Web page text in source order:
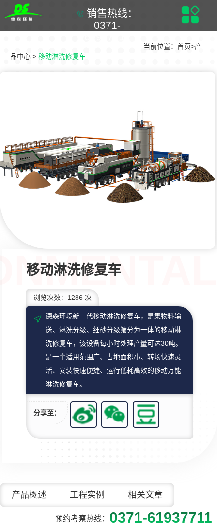
销售热线：
0371-
当前位置： 首页>产
品中心 > 移动淋洗修复车
移动淋洗修复车
浏览次数：1286 次
德森环境新一代移动淋洗修复车，是集物料输
送、淋洗分级、细砂分级筛分为一体的移动淋
洗修复车，该设备每小时处理产量可达30吨。
是一个适用范围广、占地面积小、转场快速灵
活、安装快速便捷、运行低耗高效的移动万能
淋洗修复车。
分享至：
产品概述 工程实例 相关文章
预约考察热线： 0371-61937711